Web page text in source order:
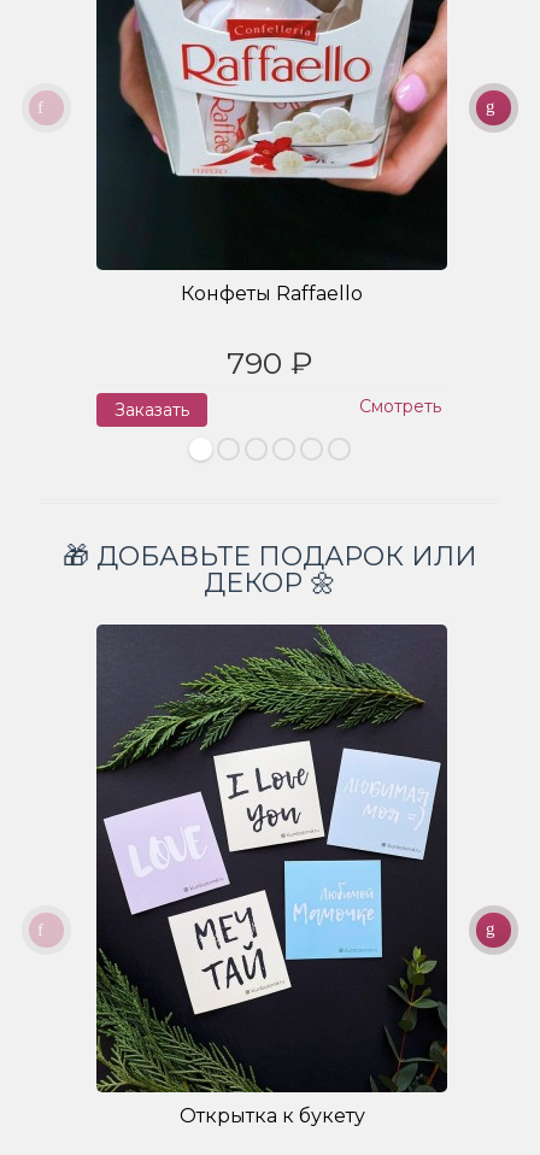
Конфеты Raffaello
790 ₽
Заказать Смотреть
🎁 ДОБАВЬТЕ ПОДАРОК ИЛИ
ДЕКОР 🌼
Открытка к букету